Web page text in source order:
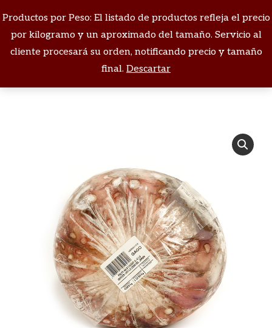
Productos por Peso: El listado de productos refleja el precio
por kilogramo y un aproximado del tamaño. Servicio al
cliente procesará su orden, notificando precio y tamaño
final. Descartar
Buscar:
Estás aquí: